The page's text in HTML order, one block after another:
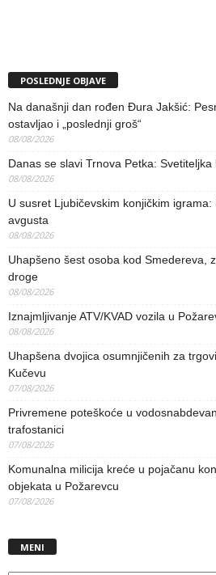
POSLEDNJE OBJAVE
Na današnji dan rođen Đura Jakšić:
ostavljao i „poslednji groš“
08/08/2026
Danas se slavi Trnova Petka:
08/08/2026
U susret Ljubičevskim konjičkim
avgusta
08/08/2026
Uhapšeno šest osoba kod Smedereva,
droge
08/08/2026
Iznajmljivanje ATV/KVAD vozila u
08/08/2026
Uhapšena dvojica osumnjičenih za
Kučevu
07/08/2026
Privremene poteškoće u
trafostanici
07/08/2026
Komunalna milicija kreće u pojačanu
objekata u Požarevcu
07/08/2026
MENI